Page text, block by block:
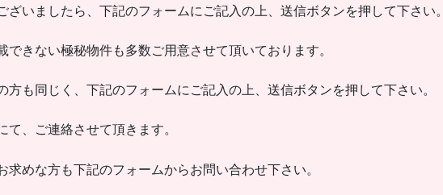
ざいましたら、下記のフォームにご記入の上、送信ボタンを押して下さい。
できない極秘物件も多数ご用意させて頂いております。
方も同じく、下記のフォームにご記入の上、送信ボタンを押して下さい。
て、ご連絡させて頂きます。
求めな方も下記のフォームからお問い合わせ下さい。